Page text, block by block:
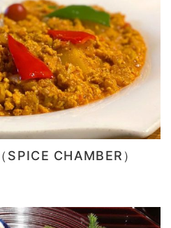
SPICE CHAMBER）